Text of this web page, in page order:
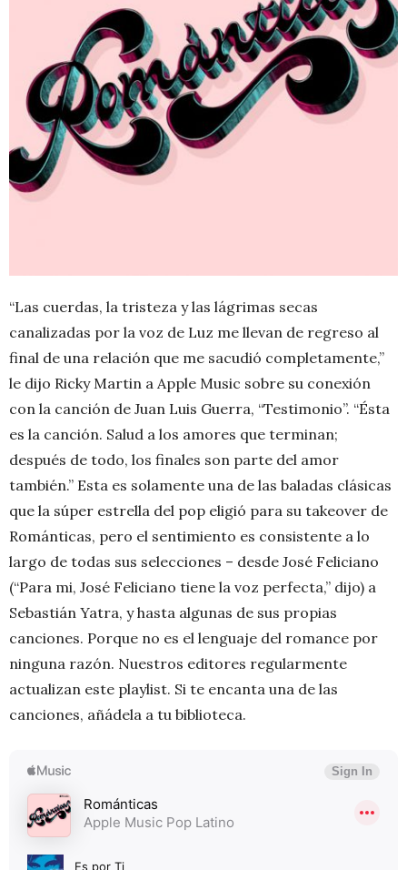
“Las cuerdas, la tristeza y las lágrimas secas
canalizadas por la voz de Luz me llevan de regreso al
final de una relación que me sacudió completamente,”
le dijo Ricky Martin a Apple Music sobre su conexión
con la canción de Juan Luis Guerra, “Testimonio”. “Ésta
es la canción. Salud a los amores que terminan;
después de todo, los finales son parte del amor
también.” Esta es solamente una de las baladas clásicas
que la súper estrella del pop eligió para su takeover de
Románticas, pero el sentimiento es consistente a lo
largo de todas sus selecciones – desde José Feliciano
(“Para mi, José Feliciano tiene la voz perfecta,” dijo) a
Sebastián Yatra, y hasta algunas de sus propias
canciones. Porque no es el lenguaje del romance por
ninguna razón. Nuestros editores regularmente
actualizan este playlist. Si te encanta una de las
canciones, añádela a tu biblioteca.